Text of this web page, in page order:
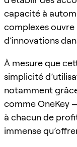
capacité à
complexes
d’innovations
À mesure que
simplicité
notamment
comme OneKey
à chacun de
immense